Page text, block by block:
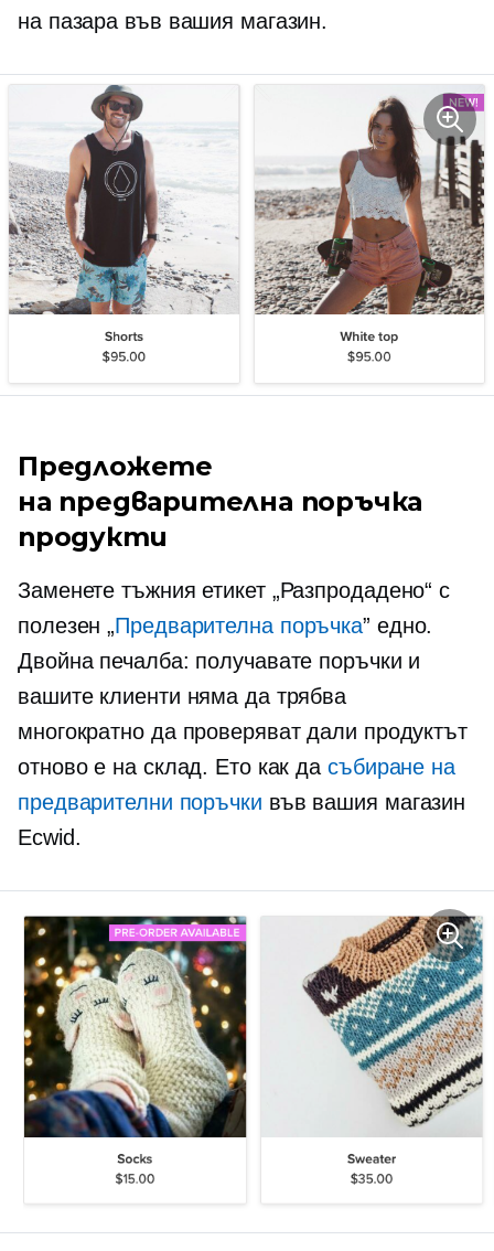
на пазара във вашия магазин.
Предложете
на предварителна поръчка
продукти
Заменете тъжния етикет „Разпродадено“ с
полезен „Предварителна поръчка” едно.
Двойна печалба: получавате поръчки и
вашите клиенти няма да трябва
многократно да проверяват дали продуктът
отново е на склад. Ето как да събиране на
предварителни поръчки във вашия магазин
Ecwid.